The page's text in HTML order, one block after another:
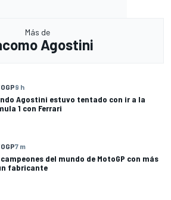
Más de
Agostini
9 h
Agostini estuvo tentado con ir a la
1 con Ferrari
7 m
del mundo de MotoGP con más
fabricante